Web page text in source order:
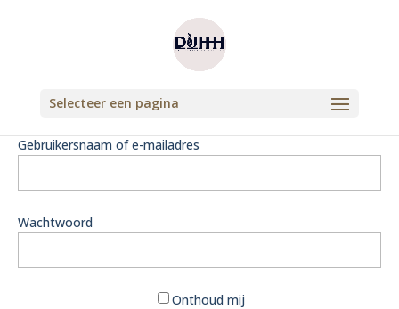
Selecteer een pagina
Gebruikersnaam of e-mailadres
Wachtwoord
Onthoud mij